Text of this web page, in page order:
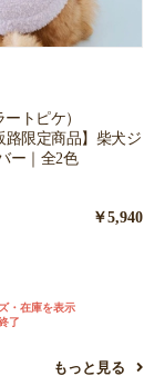
トピケ）
路限定商品】柴犬ジ
ー｜全2色
￥5,940
・在庫を表示
了
もっと見る